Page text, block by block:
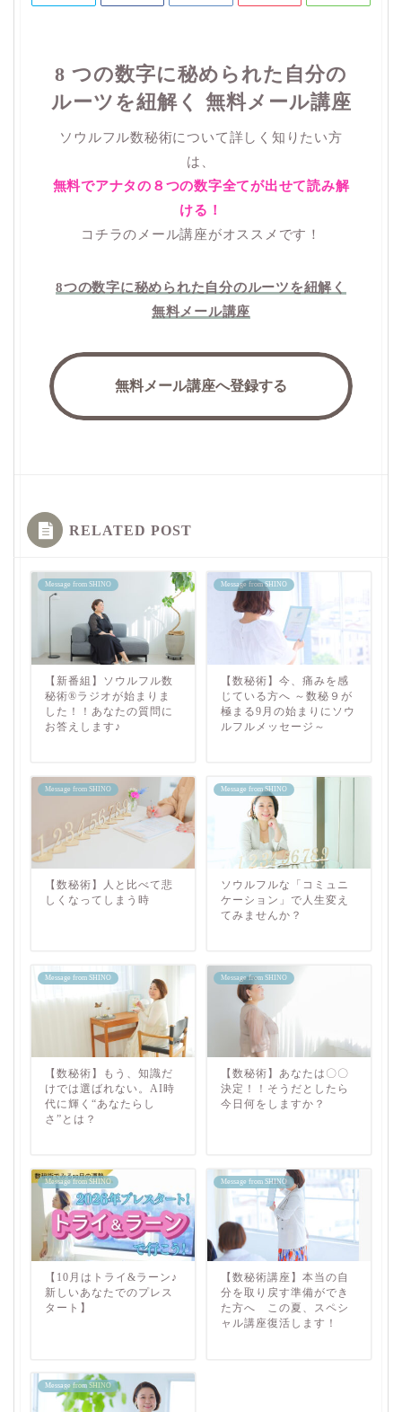
8 つの数字に秘められた自分の
ルーツを紐解く 無料メール講座
ソウルフル数秘術について詳しく知りたい方
は、
無料でアナタの８つの数字全てが出せて読み解
ける！
コチラのメール講座がオススメです！
8つの数字に秘められた自分のルーツを紐解く
無料メール講座
無料メール講座へ登録する
RELATED POST
Message from SHINO
【新番組】ソウルフル数
秘術®ラジオが始まりま
した！！あなたの質問に
お答えします♪
Message from SHINO
【数秘術】今、痛みを感
じている方へ ～数秘９が
極まる9月の始まりにソウ
ルフルメッセージ～
Message from SHINO
【数秘術】人と比べて悲
しくなってしまう時
Message from SHINO
ソウルフルな「コミュニ
ケーション」で人生変え
てみませんか？
Message from SHINO
【数秘術】もう、知識だ
けでは選ばれない。AI時
代に輝く“あなたらし
さ”とは？
Message from SHINO
【数秘術】あなたは〇〇
決定！！そうだとしたら
今日何をしますか？
Message from SHINO
【10月はトライ&ラーン♪
新しいあなたでのプレス
タート】
Message from SHINO
【数秘術講座】本当の自
分を取り戻す準備ができ
た方へ この夏、スペシ
ャル講座復活します！
Message from SHINO